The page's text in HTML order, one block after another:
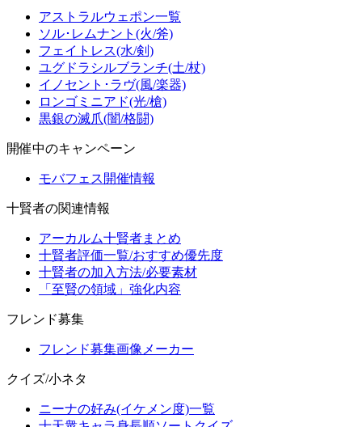
アストラルウェポン一覧
ソル･レムナント(火/斧)
フェイトレス(水/剣)
ユグドラシルブランチ(土/杖)
イノセント･ラヴ(風/楽器)
ロンゴミニアド(光/槍)
黒銀の滅爪(闇/格闘)
開催中のキャンペーン
モバフェス開催情報
十賢者の関連情報
アーカルム十賢者まとめ
十賢者評価一覧/おすすめ優先度
十賢者の加入方法/必要素材
「至賢の領域」強化内容
フレンド募集
フレンド募集画像メーカー
クイズ/小ネタ
ニーナの好み(イケメン度)一覧